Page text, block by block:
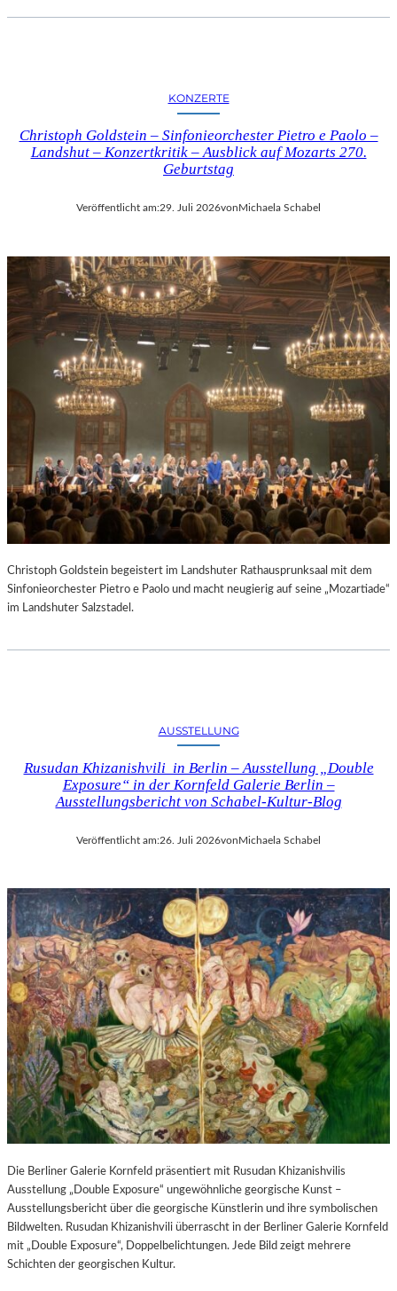
KONZERTE
Christoph Goldstein – Sinfonieorchester Pietro e Paolo –
Landshut – Konzertkritik – Ausblick auf Mozarts 270.
Geburtstag
Veröffentlicht am:29. Juli 2026von Michaela Schabel
Christoph Goldstein begeistert im Landshuter Rathausprunksaal mit dem
Sinfonieorchester Pietro e Paolo und macht neugierig auf seine „Mozartiade“
im Landshuter Salzstadel.
AUSSTELLUNG
Rusudan Khizanishvili in Berlin – Ausstellung „Double
Exposure“ in der Kornfeld Galerie Berlin –
Ausstellungsbericht von Schabel-Kultur-Blog
Veröffentlicht am:26. Juli 2026vonMichaela Schabel
Die Berliner Galerie Kornfeld präsentiert mit Rusudan Khizanishvilis
Ausstellung „Double Exposure“ ungewöhnliche georgische Kunst –
Ausstellungsbericht über die georgische Künstlerin und ihre symbolischen
Bildwelten. Rusudan Khizanishvili überrascht in der Berliner Galerie Kornfeld
mit „Double Exposure“, Doppelbelichtungen. Jede Bild zeigt mehrere
Schichten der georgischen Kultur.